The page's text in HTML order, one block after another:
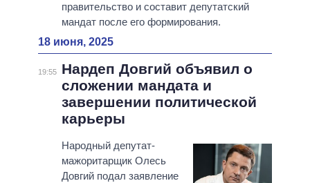
правительство и составит депутатский
мандат после его формирования.
18 июня, 2025
19:55
Нардеп Довгий объявил о
сложении мандата и
завершении политической
карьеры
Народный депутат-
мажоритарщик Олесь
Довгий подал заявление